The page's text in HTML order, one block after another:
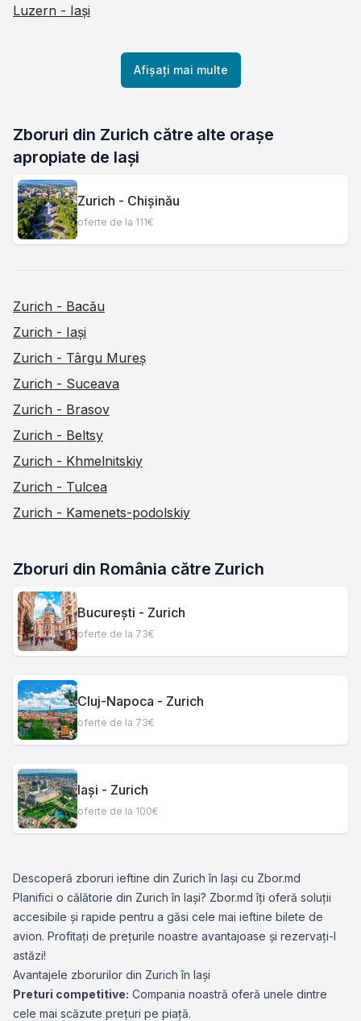
Luzern - Iași
Afișați mai multe
Zboruri din Zurich către alte orașe
apropiate de Iași
Zurich - Chișinău
oferte de la 111€
Zurich - Bacău
Zurich - Iași
Zurich - Târgu Mureș
Zurich - Suceava
Zurich - Brasov
Zurich - Beltsy
Zurich - Khmelnitskiy
Zurich - Tulcea
Zurich - Kamenets-podolskiy
Zboruri din România către Zurich
București - Zurich
oferte de la 73€
Cluj-Napoca - Zurich
oferte de la 73€
Iași - Zurich
oferte de la 100€
Descoperă zboruri ieftine din Zurich în Iași cu Zbor.md
Planifici o călătorie din Zurich în Iași? Zbor.md îți oferă soluții
accesibile și rapide pentru a găsi cele mai ieftine bilete de
avion. Profitați de prețurile noastre avantajoase și rezervați-l
astăzi!
Avantajele zborurilor din Zurich în Iași
Preturi competitive: Compania noastră oferă unele dintre
cele mai scăzute prețuri pe piață.